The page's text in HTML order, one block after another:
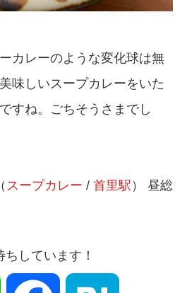
カレーのような変化球は無
味しいスープカレーをいた
すね。ごちそうさまでし
スープカレー / 首里駅 ） 昼総
しています！